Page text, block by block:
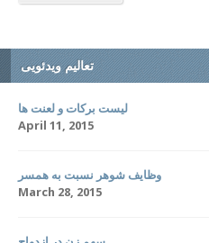
تعالیم ویدئویی
لیست برکات و لعنت ها
April 11, 2015
وظایف شوهر نسبت به همسر
March 28, 2015